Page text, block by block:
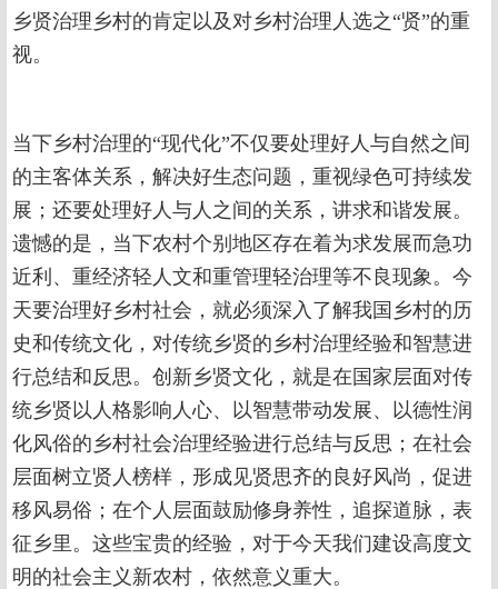
乡贤治理乡村的肯定以及对乡村治理人选之“贤”的重
视。
当下乡村治理的“现代化”不仅要处理好人与自然之间
的主客体关系，解决好生态问题，重视绿色可持续发
展；还要处理好人与人之间的关系，讲求和谐发展。
遗憾的是，当下农村个别地区存在着为求发展而急功
近利、重经济轻人文和重管理轻治理等不良现象。今
天要治理好乡村社会，就必须深入了解我国乡村的历
史和传统文化，对传统乡贤的乡村治理经验和智慧进
行总结和反思。创新乡贤文化，就是在国家层面对传
统乡贤以人格影响人心、以智慧带动发展、以德性润
化风俗的乡村社会治理经验进行总结与反思；在社会
层面树立贤人榜样，形成见贤思齐的良好风尚，促进
移风易俗；在个人层面鼓励修身养性，追探道脉，表
征乡里。这些宝贵的经验，对于今天我们建设高度文
明的社会主义新农村，依然意义重大。